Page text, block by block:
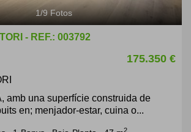
1/9Fotos
- REF.: 003792
175.350 €
amb una superfície construida de
en; menjador-estar, cuina o...
2